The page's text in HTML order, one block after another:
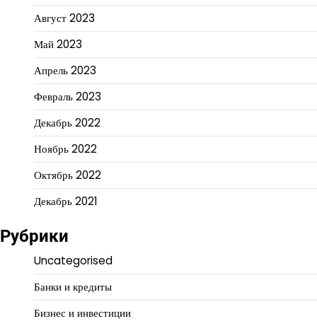
Август 2023
Май 2023
Апрель 2023
Февраль 2023
Декабрь 2022
Ноябрь 2022
Октябрь 2022
Декабрь 2021
Рубрики
Uncategorised
Банки и кредиты
Бизнес и инвестиции